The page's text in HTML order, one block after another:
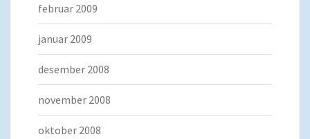
februar 2009
januar 2009
desember 2008
november 2008
oktober 2008